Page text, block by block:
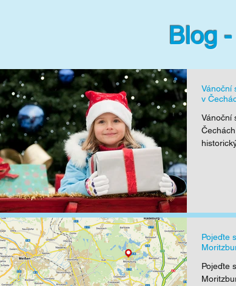
Blog
Vánoční
v
Vánoční
Pojeďte
Pojeďte